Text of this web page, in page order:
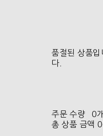
품절된 상품입
다.
주문 수량
0개
총 상품 금액 0